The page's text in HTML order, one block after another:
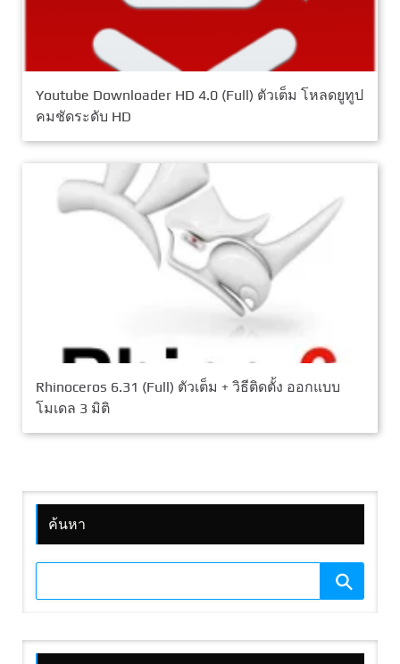
Youtube Downloader HD 4.0 (Full) ตัวเต็ม โหลดยูทูป
คมชัดระดับ HD
Rhinoceros 6.31 (Full) ตัวเต็ม + วิธีติดตั้ง ออกแบบ
โมเดล 3 มิติ
ค้นหา